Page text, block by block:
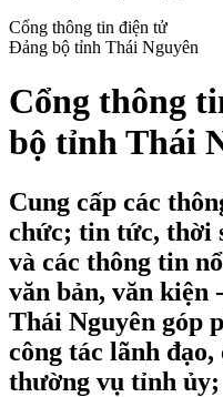
Cổng thông tin điện tử
Đảng bộ tỉnh Thái Nguyên
Cổng thông
bộ tỉnh Thái
Cung cấp các
chức; tin tức, thời
và các thông tin
văn bản, văn kiện
Thái Nguyên góp
công tác lãnh
thường vụ tỉnh ủy;